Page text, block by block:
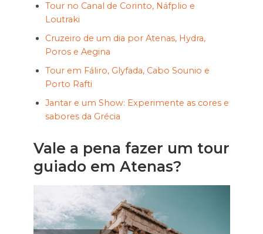
Tour no Canal de Corinto, Náfplio e
Loutraki
Cruzeiro de um dia por Atenas, Hydra,
Poros e Aegina
Tour em Fáliro, Glyfada, Cabo Sounio e
Porto Rafti
Jantar e um Show: Experimente as cores e
sabores da Grécia
Vale a pena fazer um tour
guiado em Atenas?